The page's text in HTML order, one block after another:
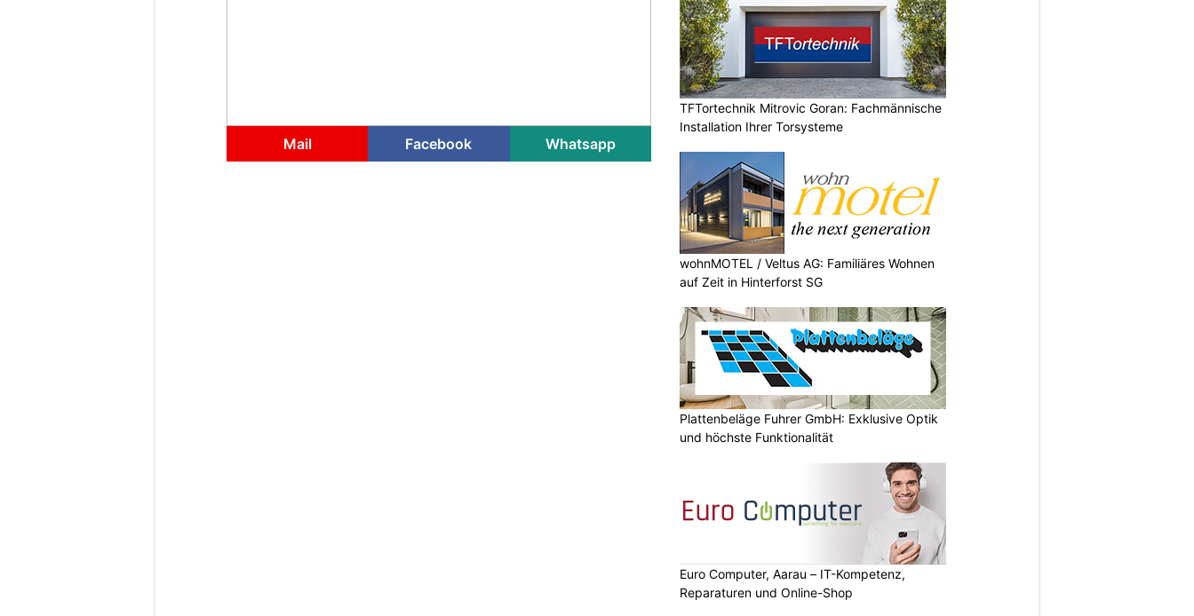
Mail Facebook Whatsapp
TFTortechnik Mitrovic Goran: Fachmännische
Installation Ihrer Torsysteme
wohnMOTEL / Veltus AG: Familiäres Wohnen
auf Zeit in Hinterforst SG
Plattenbeläge Fuhrer GmbH: Exklusive Optik
und höchste Funktionalität
Euro Computer, Aarau – IT-Kompetenz,
Reparaturen und Online-Shop